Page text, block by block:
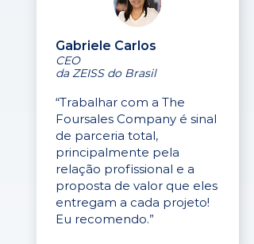
Gabriele Carlos
CEO
da ZEISS do Brasil
“Trabalhar com a The
Foursales Company é sinal
de parceria total,
principalmente pela
relação profissional e a
proposta de valor que eles
entregam a cada projeto!
Eu recomendo.”